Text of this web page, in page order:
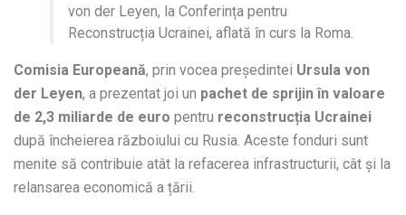
von der Leyen, la Conferința pentru
Reconstrucția Ucrainei, aflată în curs la Roma.
Comisia Europeană, prin vocea președintei Ursula von
der Leyen, a prezentat joi un pachet de sprijin în valoare
de 2,3 miliarde de euro pentru reconstrucția Ucrainei
după încheierea războiului cu Rusia. Aceste fonduri sunt
menite să contribuie atât la refacerea infrastructurii, cât și la
relansarea economică a țării.